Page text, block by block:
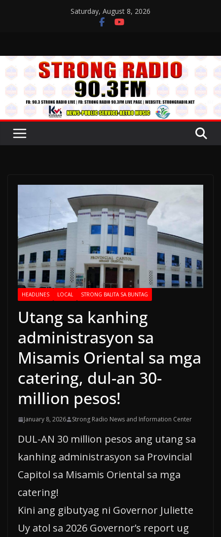
Saturday, August 8, 2026
HEADLINES LOCAL STRONG BALITA SA BUNTAG
Utang sa kanhing
administrasyon sa
Misamis Oriental sa mga
catering, dul-an 30-
million pesos!
January 8, 2026 Strong Radio News and Information Center
DUL-AN 30 million pesos ang utang sa
kanhing administrasyon sa Provincial
Capitol sa Misamis Oriental sa mga
catering!
Kini ang gibutyag ni Governor Juliette
Uy atol sa 2026 Governor’s report ug